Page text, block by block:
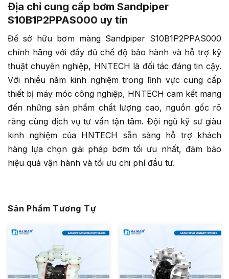
Địa chỉ cung cấp bơm Sandpiper
S10B1P2PPAS000 uy tín
Để sở hữu bơm màng Sandpiper S10B1P2PPAS000
chính hãng với đầy đủ chế độ bảo hành và hỗ trợ kỹ
thuật chuyên nghiệp, HNTECH là đối tác đáng tin cậy.
Với nhiều năm kinh nghiệm trong lĩnh vực cung cấp
thiết bị máy móc công nghiệp, HNTECH cam kết mang
đến những sản phẩm chất lượng cao, nguồn gốc rõ
ràng cùng dịch vụ tư vấn tận tâm. Đội ngũ kỹ sư giàu
kinh nghiệm của HNTECH sẵn sàng hỗ trợ khách
hàng lựa chọn giải pháp bơm tối ưu nhất, đảm bảo
hiệu quả vận hành và tối ưu chi phí đầu tư.
Sản Phẩm Tương Tự